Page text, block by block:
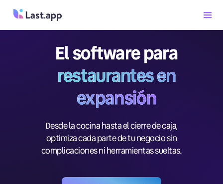
El software para
restaurantes en
expansión
Desde la cocina hasta el cierre de caja,
optimiza cada parte de tu negocio sin
complicaciones ni herramientas sueltas.